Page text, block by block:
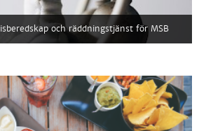
och räddningstjänst för MSB